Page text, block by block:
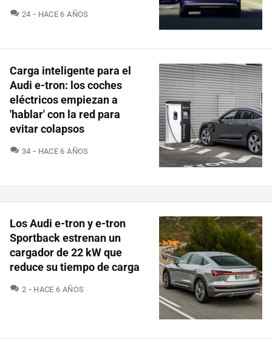
24 COMENTARIOS
HACE 6 AÑOS
Carga inteligente para el
Audi e-tron: los coches
eléctricos empiezan a
'hablar' con la red para
evitar colapsos
34 COMENTARIOS
HACE 6 AÑOS
Los Audi e-tron y e-tron
Sportback estrenan un
cargador de 22 kW que
reduce su tiempo de carga
2 COMENTARIOS
HACE 6 AÑOS